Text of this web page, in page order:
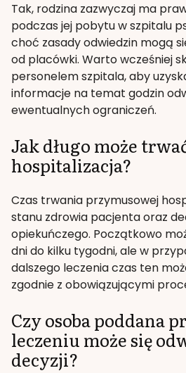
Tak, rodzina zazwyczaj ma
podczas jej pobytu w szpitalu
choć zasady odwiedzin mogą
od placówki. Warto wcześniej
personelem szpitala, aby
informacje na temat godzin
ewentualnych ograniczeń.
Jak długo może
hospitalizacja?
Czas trwania przymusowej
stanu zdrowia pacjenta oraz
opiekuńczego. Początkowo
dni do kilku tygodni, ale w
dalszego leczenia czas ten
zgodnie z obowiązującymi
Czy osoba poddana
leczeniu może się
decyzji?